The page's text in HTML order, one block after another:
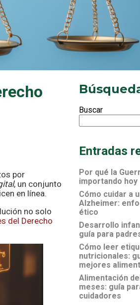
por
, un conjunto
en línea.
no solo
del Derecho
Buscar
Entradas
Por qué la
importando hoy
Cómo cuidar a
Alzheimer:
ético
Desarrollo
guía para
Cómo leer
nutricionales:
mejores
Alimentación
meses: guía
cuidadores